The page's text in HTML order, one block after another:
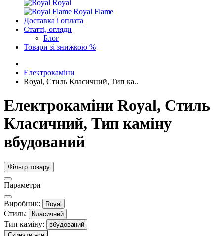
Royal
Royal Flame
Доставка і оплата
Статті, огляди
Блог
Товари зі знижкою %
Електрокаміни
Royal, Стиль Класичний, Тип ка..
Електрокаміни Royal, Стиль
Класичний, Тип каміну
вбудований
Фільтр товару
Параметри
Виробник: Royal
Стиль: Класичний
Тип каміну:
вбудований